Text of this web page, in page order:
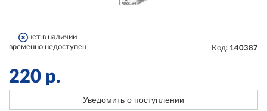
нет в наличии
временно недоступен
Код: 140387
220 р.
Уведомить о поступлении